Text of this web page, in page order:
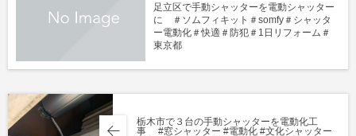
足立区で手動シャッターを電動シャッター
に ＃ソムフィキット＃somfy＃シャッタ
ー電動化＃快適＃防犯＃1日リフォーム＃
東京都
栃木市で３台の手動シャッターを電動化工
事 #窓シャッター #電動化 #文化シャッター